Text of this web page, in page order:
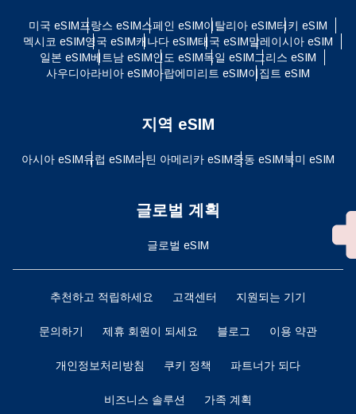
미국 eSIM프랑스 eSIM스페인 eSIM이탈리아 eSIM터키 eSIM
멕시코 eSIM영국 eSIM캐나다 eSIM태국 eSIM말레이시아 eSIM
일본 eSIM베트남 eSIM인도 eSIM독일 eSIM그리스 eSIM
사우디아라비아 eSIM아랍에미리트 eSIM이집트 eSIM
지역 eSIM
아시아 eSIM유럽 ​​eSIM라틴 아메리카 eSIM중동 eSIM북미 eSIM
글로벌 계획
글로벌 eSIM
추천하고 적립하세요 고객센터 지원되는 기기
문의하기 제휴 회원이 되세요 블로그 이용 약관
개인정보처리방침 쿠키 정책 파트너가 되다
비즈니스 솔루션 가족 계획